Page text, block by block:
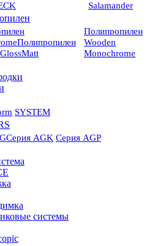
Salamander
Полипропилен
Полипропилен
Wooden
Monochrome
SYSTEM
Серия AGK Серия AGP
системы